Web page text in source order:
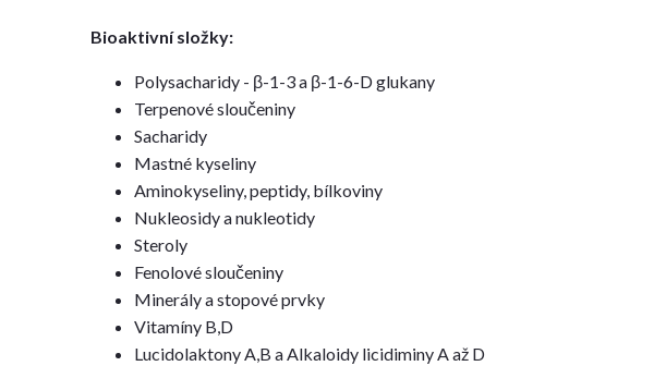
Bioaktivní složky:
Polysacharidy - β-1-3 a β-1-6-D glukany
Terpenové sloučeniny
Sacharidy
Mastné kyseliny
Aminokyseliny, peptidy, bílkoviny
Nukleosidy a nukleotidy
Steroly
Fenolové sloučeniny
Minerály a stopové prvky
Vitamíny B,D
Lucidolaktony A,B a Alkaloidy licidiminy A až D